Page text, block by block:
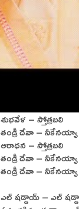
శుభవేళ – స్తోత్రబలి
తండ్రీ దేవా – నీకేనయ్యా
ఆరాధన – స్తోత్రబలి
తండ్రీ దేవా – నీకేనయ్యా
తండ్రీ దేవా –
ఎల్ షడ్డాయ్ – ఎల్